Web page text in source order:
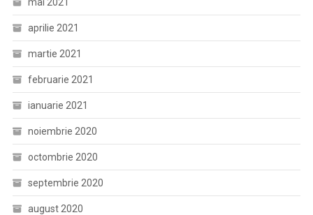
aprilie 2021
martie 2021
februarie 2021
ianuarie 2021
noiembrie 2020
octombrie 2020
septembrie 2020
august 2020